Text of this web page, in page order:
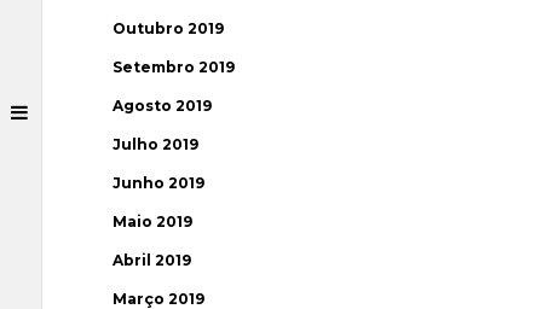
Outubro 2019
Setembro 2019
Agosto 2019
Julho 2019
Junho 2019
Maio 2019
Abril 2019
Março 2019